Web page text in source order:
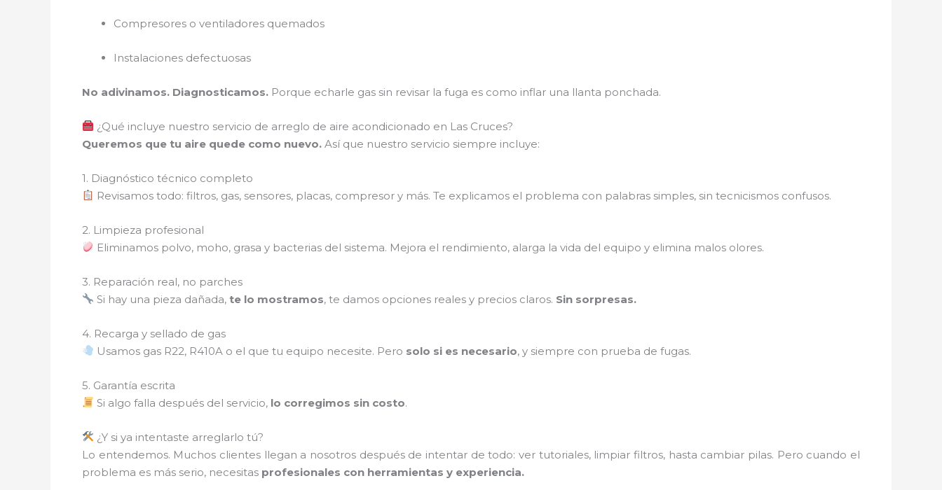
Compresores o ventiladores quemados
Instalaciones defectuosas
No adivinamos. Diagnosticamos. Porque echarle gas sin revisar la fuga es como inflar una llanta ponchada.
¿Qué incluye nuestro servicio de arreglo de aire acondicionado en Las Cruces?
Queremos que tu aire quede como nuevo. Así que nuestro servicio siempre incluye:
1. Diagnóstico técnico completo
Revisamos todo: filtros, gas, sensores, placas, compresor y más. Te explicamos el problema con palabras simples, sin tecnicismos confusos.
2. Limpieza profesional
Eliminamos polvo, moho, grasa y bacterias del sistema. Mejora el rendimiento, alarga la vida del equipo y elimina malos olores.
3. Reparación real, no parches
Si hay una pieza dañada,te lo mostramos, te damos opciones reales y precios claros. Sin sorpresas.
4. Recarga y sellado de gas
Usamos gas R22, R410A o el que tu equipo necesite. Pero solo si es necesario, y siempre con prueba de fugas.
5. Garantía escrita
Si algo falla después del servicio, lo corregimos sin costo.
¿Y si ya intentaste arreglarlo tú?
Lo entendemos. Muchos clientes llegan a nosotros después de intentar de todo: ver tutoriales, limpiar filtros, hasta cambiar pilas. Pero cuando el
problema es más serio, necesitas profesionales con herramientas y experiencia.